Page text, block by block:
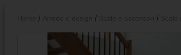
/ / /